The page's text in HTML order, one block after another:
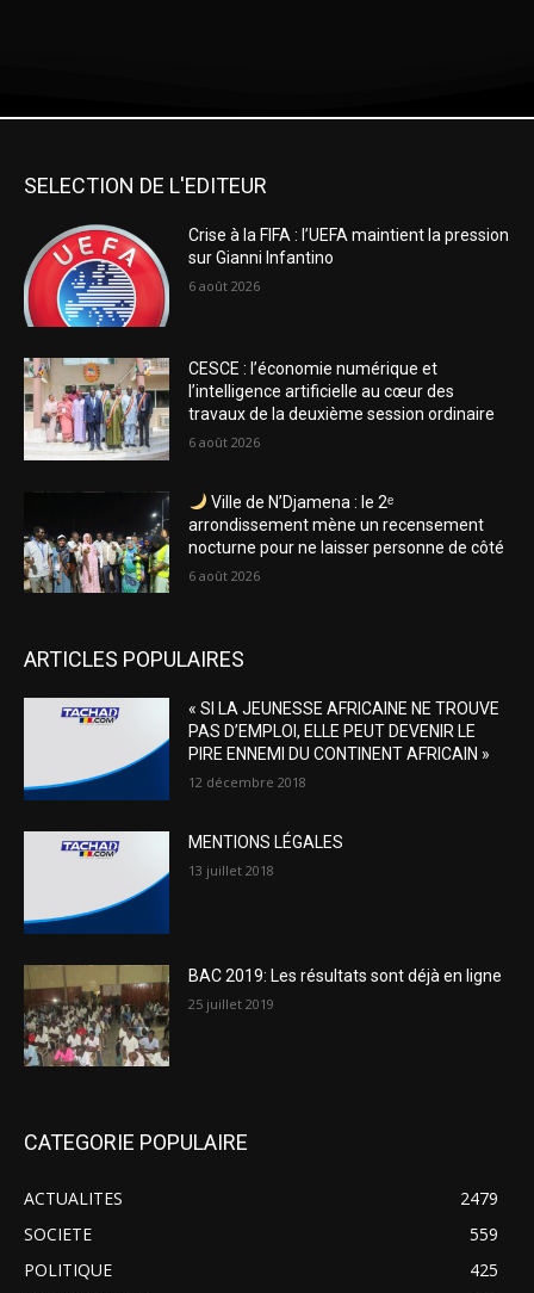
SELECTION DE L'EDITEUR
Crise à la FIFA : l’UEFA maintient la pression
sur Gianni Infantino
6 août 2026
CESCE : l’économie numérique et
l’intelligence artificielle au cœur des
travaux de la deuxième session ordinaire
6 août 2026
Ville de N’Djamena : le 2ᵉ
arrondissement mène un recensement
nocturne pour ne laisser personne de côté
6 août 2026
ARTICLES POPULAIRES
« SI LA JEUNESSE AFRICAINE NE TROUVE
PAS D’EMPLOI, ELLE PEUT DEVENIR LE
PIRE ENNEMI DU CONTINENT AFRICAIN »
12 décembre 2018
MENTIONS LÉGALES
13 juillet 2018
BAC 2019: Les résultats sont déjà en ligne
25 juillet 2019
CATEGORIE POPULAIRE
ACTUALITES
2479
SOCIETE
559
POLITIQUE
425